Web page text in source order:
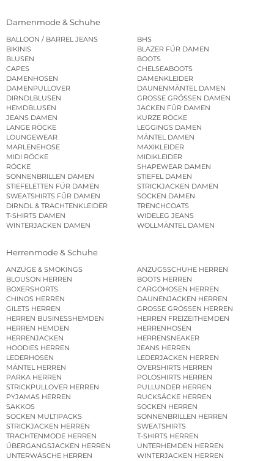
Damenmode & Schuhe
BALLOON / BARREL JEANS
BHS
BIKINIS
BLAZER FÜR DAMEN
BLUSEN
BOOTS
CAPES
CHELSEABOOTS
DAMENHOSEN
DAMENKLEIDER
DAMENPULLOVER
DAUNENMÄNTEL DAMEN
DIRNDLBLUSEN
GROSSE GRÖSSEN DAMEN
HEMDBLUSEN
JACKEN FÜR DAMEN
JEANS DAMEN
KURZE RÖCKE
LANGE RÖCKE
LEGGINGS DAMEN
LOUNGEWEAR
MÄNTEL DAMEN
MARLENEHOSE
MAXIKLEIDER
MIDI RÖCKE
MIDIKLEIDER
RÖCKE
SHAPEWEAR DAMEN
SONNENBRILLEN DAMEN
STIEFEL DAMEN
STIEFELETTEN FÜR DAMEN
STRICKJACKEN DAMEN
SWEATSHIRTS FÜR DAMEN
SOCKEN DAMEN
DIRNDL & TRACHTENKLEIDER
TRENCHCOATS
T-SHIRTS DAMEN
WIDELEG JEANS
WINTERJACKEN DAMEN
WOLLMÄNTEL DAMEN
Herrenmode & Schuhe
ANZÜGE & SMOKINGS
ANZUGSSCHUHE HERREN
BLOUSON HERREN
BOOTS HERREN
BOXERSHORTS
CARGOHOSEN HERREN
CHINOS HERREN
DAUNENJACKEN HERREN
GILETS HERREN
GROSSE GRÖSSEN HERREN
HERREN BUSINESSHEMDEN
HERREN FREIZEITHEMDEN
HERREN HEMDEN
HERRENHOSEN
HERRENJACKEN
HERRENSNEAKER
HOODIES HERREN
JEANS HERREN
LEDERHOSEN
LEDERJACKEN HERREN
MÄNTEL HERREN
OVERSHIRTS HERREN
PARKA HERREN
POLOSHIRTS HERREN
STRICKPULLOVER HERREN
PULLUNDER HERREN
PYJAMAS HERREN
RUCKSÄCKE HERREN
SAKKOS
SOCKEN HERREN
SOCKEN MULTIPACKS
SONNENBRILLEN HERREN
STRICKJACKEN HERREN
SWEATSHIRTS
TRACHTENMODE HERREN
T-SHIRTS HERREN
ÜBERGANGSJACKEN HERREN
UNTERHEMDEN HERREN
UNTERWÄSCHE HERREN
WINTERJACKEN HERREN